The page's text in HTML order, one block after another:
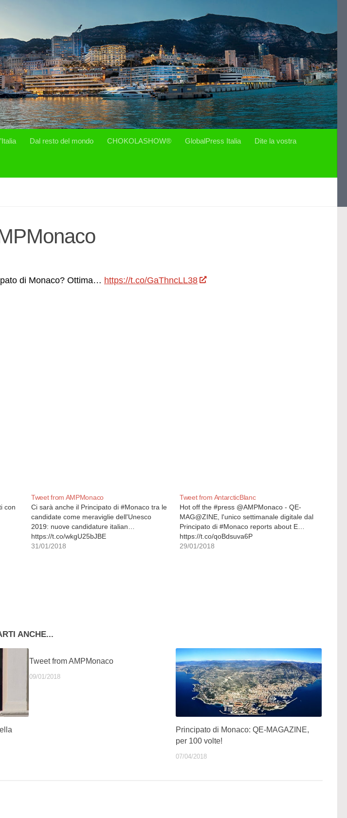
Dal resto del mondo CHOKOLASHOW® GlobalPress Italia Dite la vostra
di Monaco? Ottima… https://t.co/GaThncLL38
con
Tweet from AMPMonaco
Ci sarà anche il Principato di #Monaco tra le
candidate come meraviglie dell'Unesco
2019: nuove candidature italian…
https://t.co/wkgU25bJBE
31/01/2018
Tweet from AntarcticBlanc
Hot off the #press @AMPMonaco - QE-
MAG@ZINE, l'unico settimanale digitale dal
Principato di #Monaco reports about E…
https://t.co/qoBdsuva6P
29/01/2018
ANCHE...
Tweet from AMPMonaco
09/01/2018
Principato di Monaco: QE-MAGAZINE,
per 100 volte!
07/04/2018